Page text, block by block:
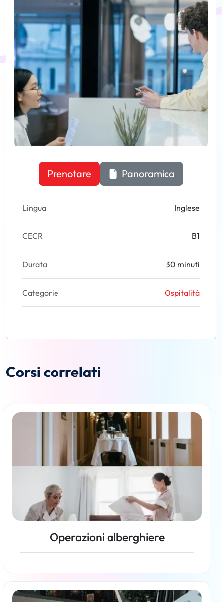
Prenotare Panoramica
Lingua Inglese
CECR B1
Durata 30 minuti
Categorie Ospitalità
Corsi correlati
Operazioni alberghiere
Per saperne di più